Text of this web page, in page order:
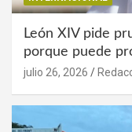
León XIV pide
porque puede
julio 26, 2026